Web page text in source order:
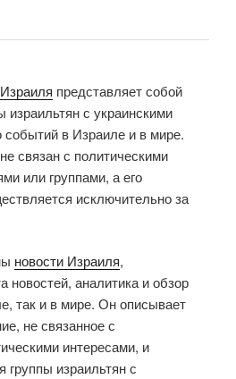
представляет собой
израильтян с украинскими
событий в Израиле и в мире.
связан с политическими
или группами, а его
исключительно за
новости Израиля,
новостей, аналитика и обзор
так и в мире. Он описывает
не связанное с
интересами, и
группы израильтян с